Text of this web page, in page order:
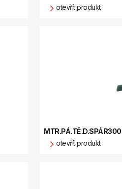
otevřít produkt
otevřít produkt